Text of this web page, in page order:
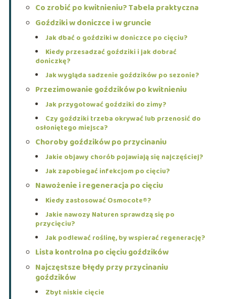
Co zrobić po kwitnieniu? Tabela praktyczna
Goździki w doniczce i w gruncie
Jak dbać o goździki w doniczce po cięciu?
Kiedy przesadzać goździki i jak dobrać
doniczkę?
Jak wygląda sadzenie goździków po sezonie?
Przezimowanie goździków po kwitnieniu
Jak przygotować goździki do zimy?
Czy goździki trzeba okrywać lub przenosić do
osłoniętego miejsca?
Choroby goździków po przycinaniu
Jakie objawy chorób pojawiają się najczęściej?
Jak zapobiegać infekcjom po cięciu?
Nawożenie i regeneracja po cięciu
Kiedy zastosować Osmocote®?
Jakie nawozy Naturen sprawdzą się po
przycięciu?
Jak podlewać roślinę, by wspierać regenerację?
Lista kontrolna po cięciu goździków
Najczęstsze błędy przy przycinaniu
goździków
Zbyt niskie cięcie